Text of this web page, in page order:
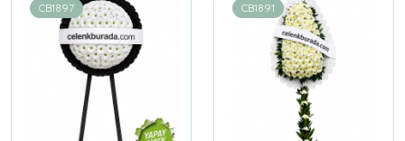
CB1897 CB1891